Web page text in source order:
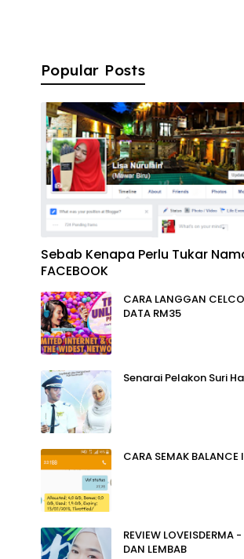
Popular Posts
Sebab Kenapa Perlu Tukar
FACEBOOK
CARA LANGGAN
DATA RM35
Senarai Pelakon Suri
CARA SEMAK BALANCE
REVIEW LOVEISDERMA
DAN LEMBAB